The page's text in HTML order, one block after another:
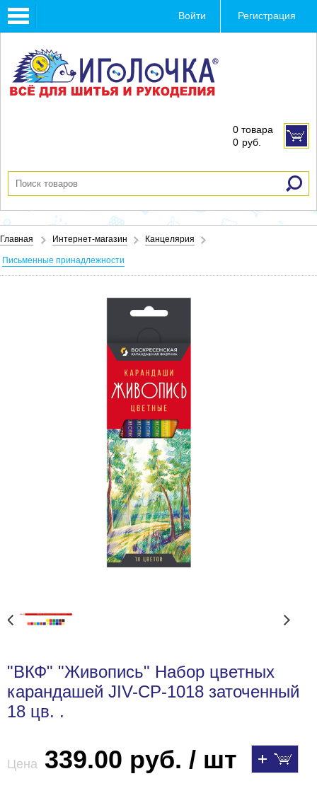
Toggle
navigation
Войти Регистрация
0 товара
0 руб.
Главная Интернет-магазин Канцелярия
Письменные принадлежности
"ВКФ" "Живопись" Набор цветных
карандашей JIV-CP-1018 заточенный
18 цв. .
Цена 339.00 руб. / шт